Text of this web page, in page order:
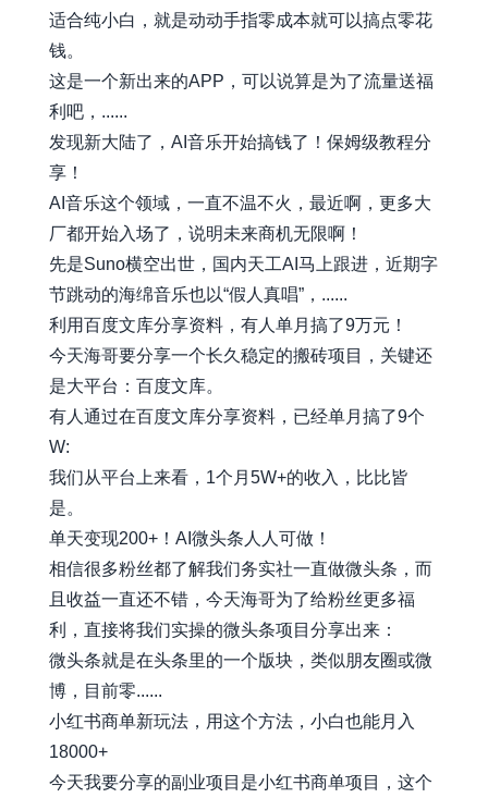
适合纯小白，就是动动手指零成本就可以搞点零花
钱。
这是一个新出来的APP，可以说算是为了流量送福
利吧，......
发现新大陆了，AI音乐开始搞钱了！保姆级教程分
享！
AI音乐这个领域，一直不温不火，最近啊，更多大
厂都开始入场了，说明未来商机无限啊！
先是Suno横空出世，国内天工AI马上跟进，近期字
节跳动的海绵音乐也以“假人真唱”，......
利用百度文库分享资料，有人单月搞了9万元！
今天海哥要分享一个长久稳定的搬砖项目，关键还
是大平台：百度文库。
有人通过在百度文库分享资料，已经单月搞了9个
W:
我们从平台上来看，1个月5W+的收入，比比皆
是。
单天变现200+！AI微头条人人可做！
相信很多粉丝都了解我们务实社一直做微头条，而
且收益一直还不错，今天海哥为了给粉丝更多福
利，直接将我们实操的微头条项目分享出来：
微头条就是在头条里的一个版块，类似朋友圈或微
博，目前零......
小红书商单新玩法，用这个方法，小白也能月入
18000+
今天我要分享的副业项目是小红书商单项目，这个